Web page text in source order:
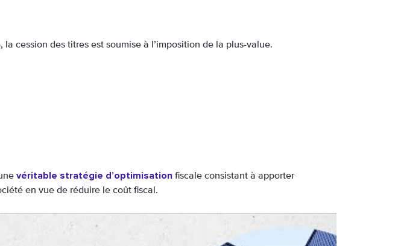
la cession des titres est soumise à l’imposition de la plus-value.
véritable stratégie d’optimisation fiscale consistant à apporter
en vue de réduire le coût fiscal.